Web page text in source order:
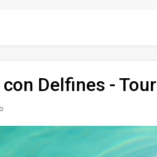
Delfines - Tour